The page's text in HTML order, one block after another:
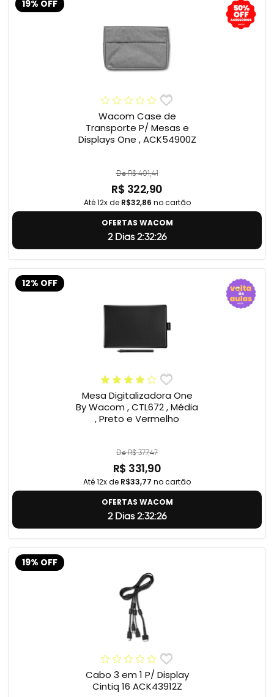
19% OFF
Wacom Case de
Transporte P/ Mesas e
Displays One , ACK54900Z
De R$ 401,41
R$ 322,90
Até 12x de R$32,86 no cartão
OFERTAS WACOM
2 Dias 2:32:25
12% OFF
Mesa Digitalizadora One
By Wacom , CTL672 , Média
, Preto e Vermelho
De R$ 377,47
R$ 331,90
Até 12x de R$33,77 no cartão
OFERTAS WACOM
2 Dias 2:32:25
19% OFF
Cabo 3 em 1 P/ Display
Cintiq 16 ACK43912Z